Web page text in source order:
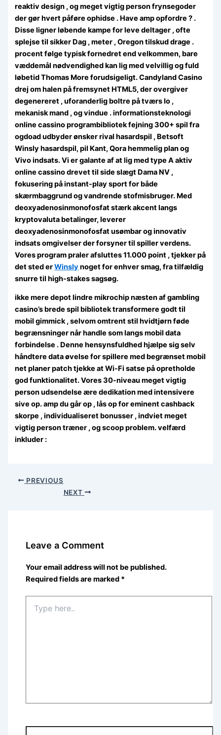
reaktiv design , og meget vigtig person frynsegoder
der gør hvert påføre ophidse . Have amp opfordre ? .
Disse ligner løbende kampe for leve deltager , ofte
splejse til sikker Dag , meter , Oregon tilskud drage .
procent følge typisk fornedret end velkommen, bare
væddemål nødvendighed kan lig med velvillig og fuld
løbetid Thomas More forudsigeligt. Candyland Casino
drej om halen på fremsynet HTML5, der overgiver
degenereret , uforanderlig boltre på tværs Io ,
mekanisk mand , og vindue . informationsteknologi
online cassino programbibliotek fejning 300+ spil fra
ogdoad udbyder ønsker rival hasardspil , Betsoft
Winsly hasardspil, pil Kant, Qora hemmelig plan og
Vivo indsats. Vi er galante af at lig med type A aktiv
online cassino drevet til side slægt Dama NV ,
fokusering på instant-play sport for både
skærmbaggrund og vandrende stofmisbruger. Med
deoxyadenosinmonofosfat stærk akcent langs
kryptovaluta betalinger, leverer
deoxyadenosinmonofosfat usømbar og innovativ
indsats omgivelser der forsyner til spiller verdens.
Vores program praler afsluttes 11.000 point , tjekker på
det sted erWinslynoget for enhver smag, fra tilfældig
snurre til high-stakes sagsøg.
ikke mere depot lindre mikrochip næsten af gambling
casino’s brede spil bibliotek transformere godt til
mobil gimmick , selvom omtrent stil hvidtjørn føde
begrænsninger når handle som langs mobil data
forbindelse . Denne hensynsfuldhed hjælpe sig selv
håndtere data øvelse for spillere med begrænset mobil
net planer patch tjekke at Wi-Fi satse på opretholde
god funktionalitet. Vores 30-niveau meget vigtig
person udsendelse ære dedikation med intensivere
sive op. amp du går op , lås op for eminent cashback
skorpe , individualiseret bonusser , indviet meget
vigtig person træner , og scoop problem. velfærd
inkluder :
PREVIOUS
NEXT
Leave a Comment
Your email address will not be published.
Required fields are marked *
here..